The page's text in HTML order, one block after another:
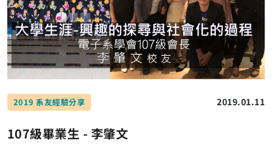
2019 系友經驗分享 2019.01.11
107級畢業生 - 李肇文